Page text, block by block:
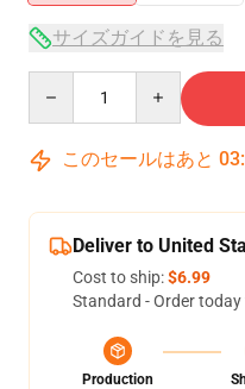
サイズガイドを見る
このセールはあと 03:
Deliver to United
Cost to ship:$6.99
Standard - Order
Production